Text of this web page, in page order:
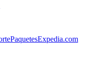
PaquetesExpedia.com